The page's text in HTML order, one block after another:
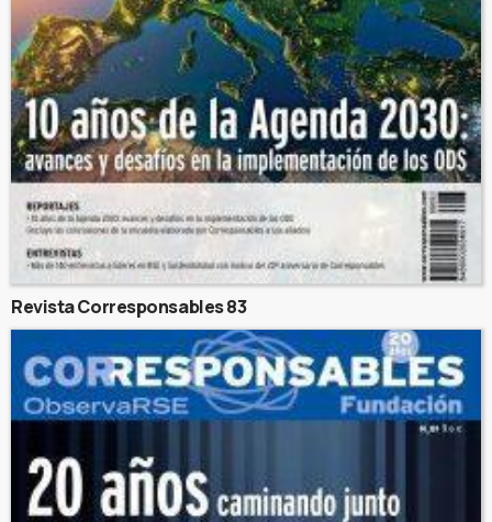
Revista Corresponsables 83